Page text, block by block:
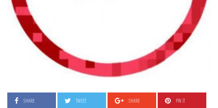
SHARE TWEET SHARE PIN IT